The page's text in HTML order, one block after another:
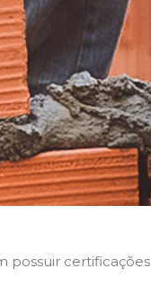
possuir certificações